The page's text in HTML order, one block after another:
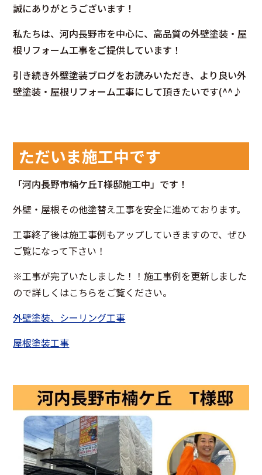
誠にありがとうございます！
私たちは、河内長野市を中心に、高品質の外壁塗装・屋
根リフォーム工事をご提供しています！
引き続き外壁塗装ブログをお読みいただき、より良い外
壁塗装・屋根リフォーム工事にして頂きたいです(^^♪
ただいま施工中です
「河内長野市楠ケ丘T様邸施工中」です！
外壁・屋根その他塗替え工事を安全に進めております。
工事終了後は施工事例もアップしていきますので、ぜひ
ご覧になって下さい！
※工事が完了いたしました！！施工事例を更新しました
ので詳しくはこちらをご覧ください。
外壁塗装、シーリング工事
屋根塗装工事